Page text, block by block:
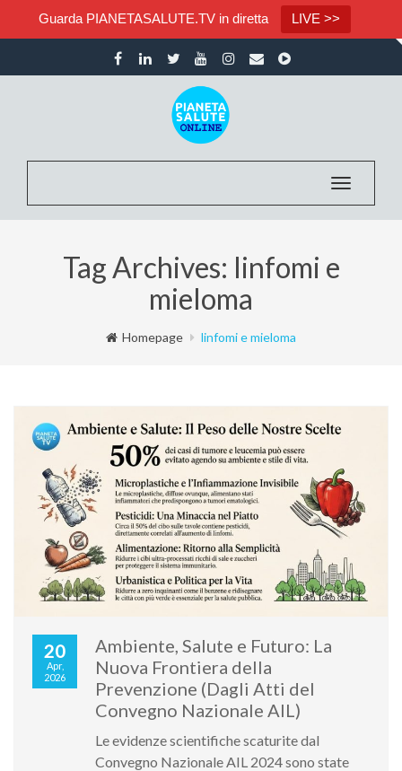
Guarda PIANETASALUTE.TV in diretta LIVE >>
Toggle
Tag Archives: linfomi e
mieloma
Homepage linfomi e mieloma
20
Apr,
2026
Ambiente, Salute e Futuro: La
Nuova Frontiera della
Prevenzione (Dagli Atti del
Convegno Nazionale AIL)
Le evidenze scientifiche scaturite dal
Convegno Nazionale AIL 2024 sono state